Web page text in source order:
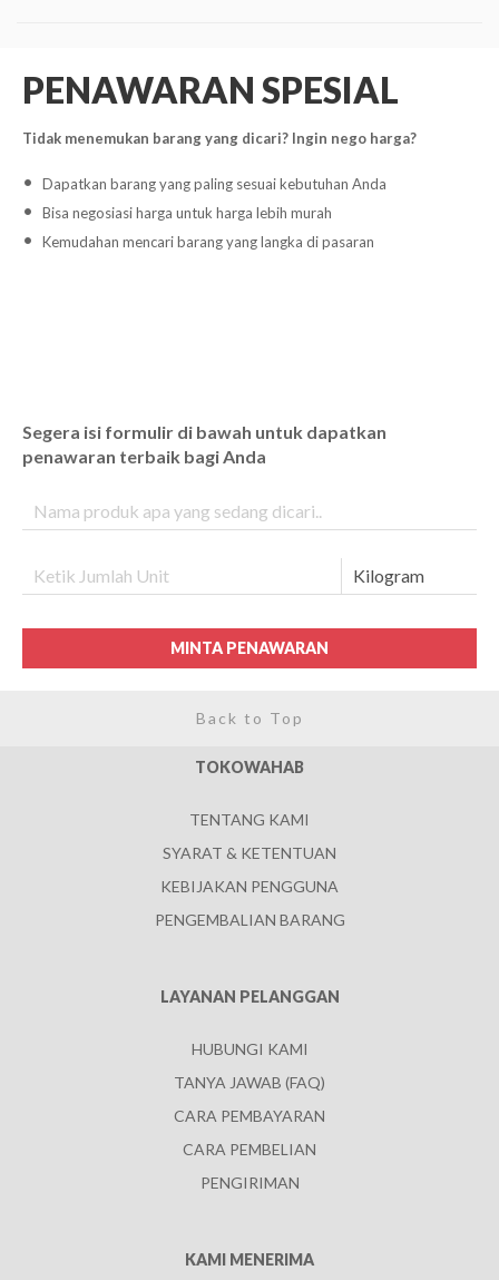
PENAWARAN SPESIAL
Tidak menemukan barang yang dicari? Ingin nego harga?
Dapatkan barang yang paling sesuai kebutuhan Anda
Bisa negosiasi harga untuk harga lebih murah
Kemudahan mencari barang yang langka di pasaran
Segera isi formulir di bawah untuk dapatkan
penawaran terbaik bagi Anda
MINTA PENAWARAN
Back to Top
TOKOWAHAB
TENTANG KAMI
SYARAT & KETENTUAN
KEBIJAKAN PENGGUNA
PENGEMBALIAN BARANG
LAYANAN PELANGGAN
HUBUNGI KAMI
TANYA JAWAB (FAQ)
CARA PEMBAYARAN
CARA PEMBELIAN
PENGIRIMAN
KAMI MENERIMA